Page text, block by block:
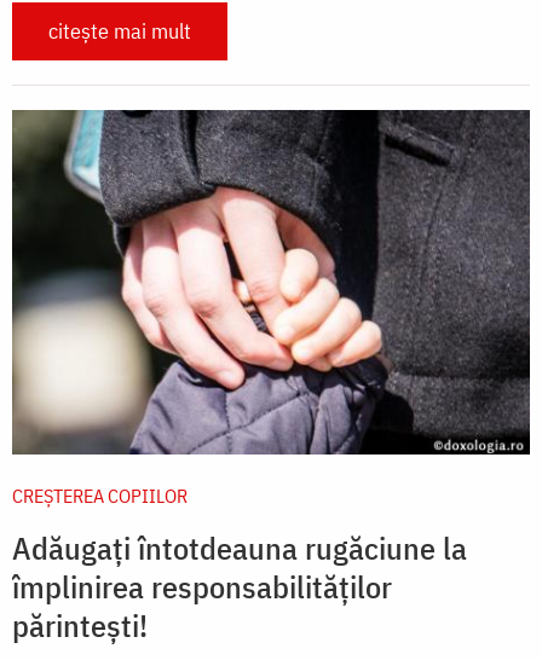
citește mai mult
CREŞTEREA COPIILOR
Adăugați întotdeauna rugăciune la
împlinirea responsabilităților
părintești!